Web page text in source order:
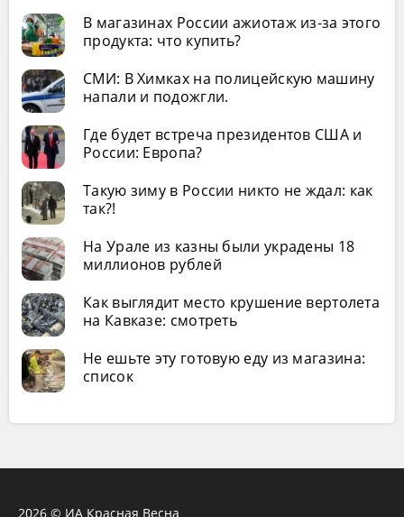
В магазинах России ажиотаж из-за этого
продукта: что купить?
СМИ: В Химках на полицейскую машину
напали и подожгли.
Где будет встреча президентов США и
России: Европа?
Такую зиму в России никто не ждал: как
так?!
На Урале из казны были украдены 18
миллионов рублей
Как выглядит место крушение вертолета
на Кавказе: смотреть
Не ешьте эту готовую еду из магазина:
список
2026 © ИА Красная Весна